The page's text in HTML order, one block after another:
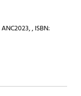
, ISBN: